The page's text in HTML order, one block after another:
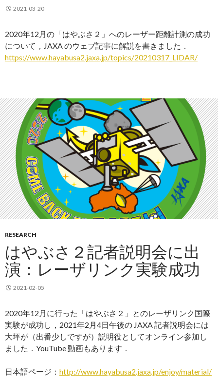
2021-03-20
2020年12月の「はやぶさ２」へのレーザー距離計測の成功
について，JAXA のウェブ記事に解説を書きました．
https://www.hayabusa2.jaxa.jp/topics/20210317_LIDAR/
RESEARCH
はやぶさ２記者説明会に出
演：レーザリンク実験成功
2021-02-05
2020年12月に行った「はやぶさ２」とのレーザリンク国際
実験が成功し，2021年2月4日午後の JAXA 記者説明会には
大坪が（出番少しですが）説明役としてオンライン参加し
ました．YouTube 動画もあります．
日本語ページ： http://www.hayabusa2.jaxa.jp/enjoy/material/